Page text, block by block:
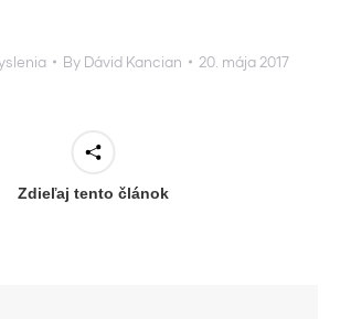
By Dávid Kancian 20. mája 2017
Zdieľaj tento článok